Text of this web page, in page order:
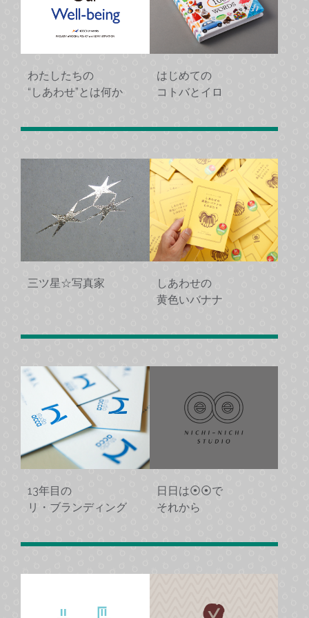
わたしたちの
“しあわせ”とは何か
はじめての
コトバとイロ
三ツ星☆写真家
しあわせの
黄色いバナナ
13年目の
リ・ブランディング
日日は⦿⦿で
それから